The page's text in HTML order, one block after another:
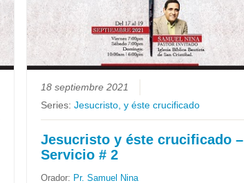
18 septiembre 2021
Series:Jesucristo, y éste crucificado
Jesucristo y éste crucificado –
Servicio # 2
Orador: Pr. Samuel Nina